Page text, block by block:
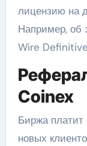
лицензию на
Например, об
Wire
Coinex
Биржа платит
новых